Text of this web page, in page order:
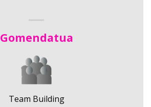
Gomendatua
Team Building